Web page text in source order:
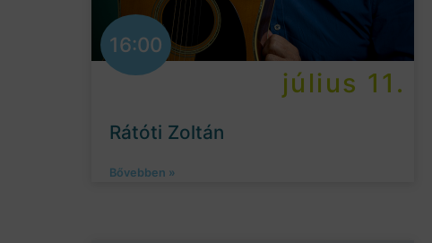
16:00
július 11.
Rátóti Zoltán
Bővebben »